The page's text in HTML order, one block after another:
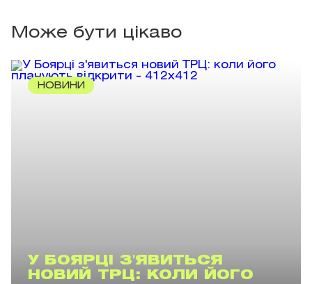
Може бути цікаво
НОВИНИ
У БОЯРЦІ З'ЯВИТЬСЯ
НОВИЙ ТРЦ: КОЛИ ЙОГО